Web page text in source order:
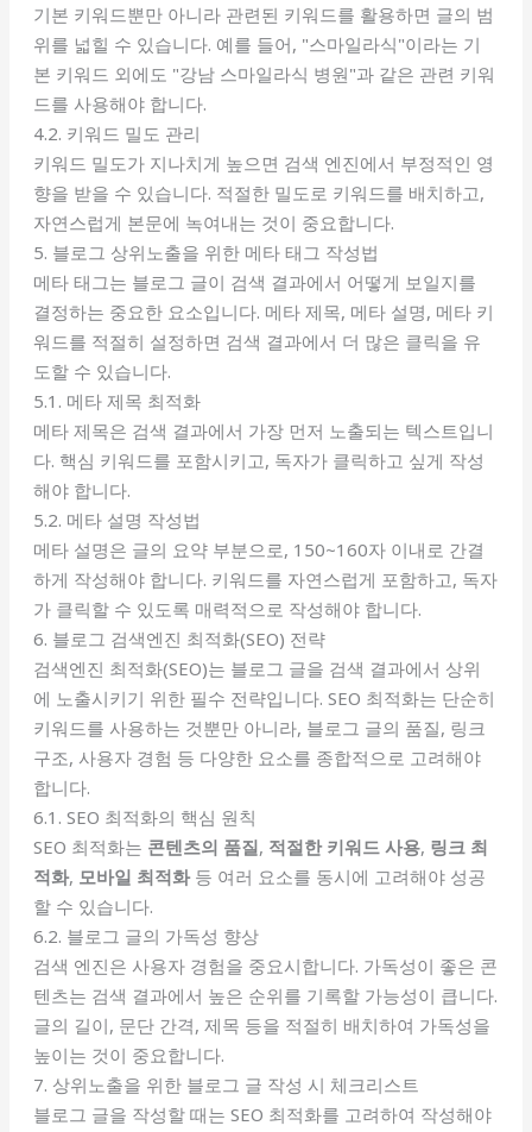
기본 키워드뿐만 아니라 관련된 키워드를 활용하면 글의 범
위를 넓힐 수 있습니다. 예를 들어, "스마일라식"이라는 기
본 키워드 외에도 "강남 스마일라식 병원"과 같은 관련 키워
드를 사용해야 합니다.
4.2. 키워드 밀도 관리
키워드 밀도가 지나치게 높으면 검색 엔진에서 부정적인 영
향을 받을 수 있습니다. 적절한 밀도로 키워드를 배치하고,
자연스럽게 본문에 녹여내는 것이 중요합니다.
5. 블로그 상위노출을 위한 메타 태그 작성법
메타 태그는 블로그 글이 검색 결과에서 어떻게 보일지를
결정하는 중요한 요소입니다. 메타 제목, 메타 설명, 메타 키
워드를 적절히 설정하면 검색 결과에서 더 많은 클릭을 유
도할 수 있습니다.
5.1. 메타 제목 최적화
메타 제목은 검색 결과에서 가장 먼저 노출되는 텍스트입니
다. 핵심 키워드를 포함시키고, 독자가 클릭하고 싶게 작성
해야 합니다.
5.2. 메타 설명 작성법
메타 설명은 글의 요약 부분으로, 150~160자 이내로 간결
하게 작성해야 합니다. 키워드를 자연스럽게 포함하고, 독자
가 클릭할 수 있도록 매력적으로 작성해야 합니다.
6. 블로그 검색엔진 최적화(SEO) 전략
검색엔진 최적화(SEO)는 블로그 글을 검색 결과에서 상위
에 노출시키기 위한 필수 전략입니다. SEO 최적화는 단순히
키워드를 사용하는 것뿐만 아니라, 블로그 글의 품질, 링크
구조, 사용자 경험 등 다양한 요소를 종합적으로 고려해야
합니다.
6.1. SEO 최적화의 핵심 원칙
SEO 최적화는 콘텐츠의 품질, 적절한 키워드 사용, 링크 최
적화, 모바일 최적화등 여러 요소를 동시에 고려해야 성공
할 수 있습니다.
6.2. 블로그 글의 가독성 향상
검색 엔진은 사용자 경험을 중요시합니다. 가독성이 좋은 콘
텐츠는 검색 결과에서 높은 순위를 기록할 가능성이 큽니다.
글의 길이, 문단 간격, 제목 등을 적절히 배치하여 가독성을
높이는 것이 중요합니다.
7. 상위노출을 위한 블로그 글 작성 시 체크리스트
블로그 글을 작성할 때는 SEO 최적화를 고려하여 작성해야